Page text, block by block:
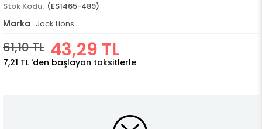
(ES1465-489)
Marka : Jack Lions
61,10 TL 43,29 TL
7,21 TL 'den başlayan taksitlerle